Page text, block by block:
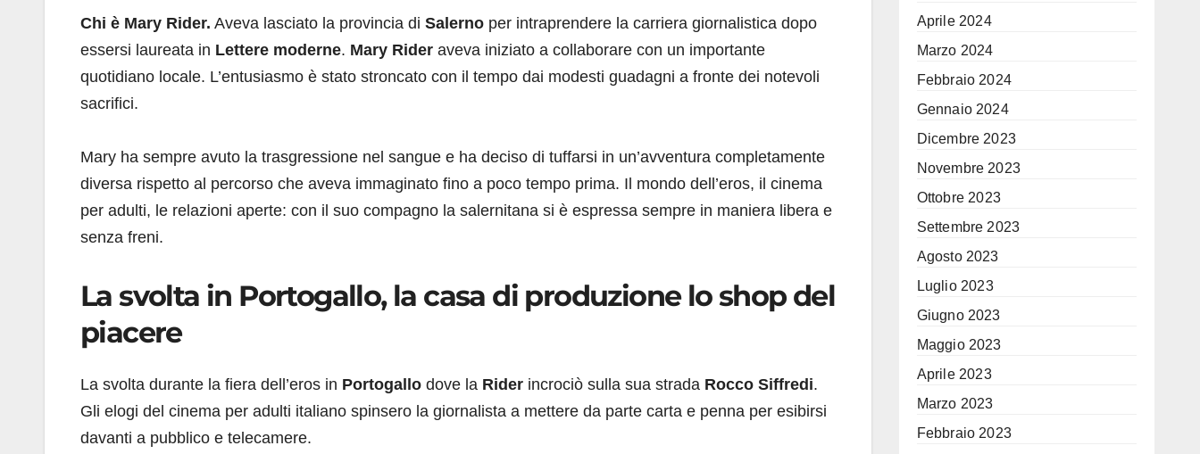
Chi è Mary Rider. Aveva lasciato la provincia di Salerno per intraprendere la carriera giornalistica dopo
essersi laureata in Lettere moderne. Mary Rider aveva iniziato a collaborare con un importante
quotidiano locale. L’entusiasmo è stato stroncato con il tempo dai modesti guadagni a fronte dei notevoli
sacrifici.
Mary ha sempre avuto la trasgressione nel sangue e ha deciso di tuffarsi in un’avventura completamente
diversa rispetto al percorso che aveva immaginato fino a poco tempo prima. Il mondo dell’eros, il cinema
per adulti, le relazioni aperte: con il suo compagno la salernitana si è espressa sempre in maniera libera e
senza freni.
La svolta in Portogallo, la casa di produzione lo shop del
piacere
La svolta durante la fiera dell’eros in Portogallo dove la Rider incrociò sulla sua strada Rocco Siffredi.
Gli elogi del cinema per adulti italiano spinsero la giornalista a mettere da parte carta e penna per esibirsi
davanti a pubblico e telecamere.
Aprile 2024
Marzo 2024
Febbraio 2024
Gennaio 2024
Dicembre 2023
Novembre 2023
Ottobre 2023
Settembre 2023
Agosto 2023
Luglio 2023
Giugno 2023
Maggio 2023
Aprile 2023
Marzo 2023
Febbraio 2023